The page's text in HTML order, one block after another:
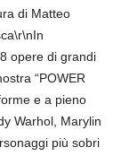
di Matteo
opere di grandi
“POWER
e a pieno
Warhol, Marylin
più sobri